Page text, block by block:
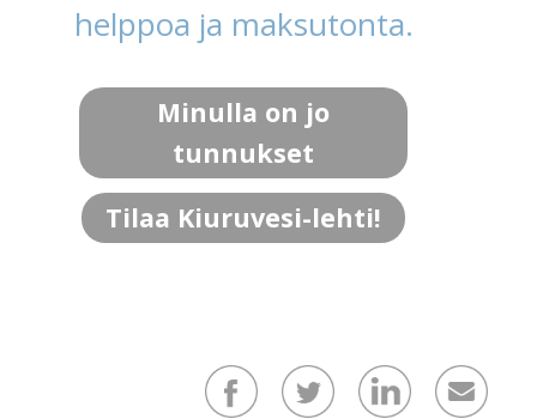
helppoa ja maksutonta.
Minulla on jo
tunnukset
Tilaa Kiuruvesi-lehti!